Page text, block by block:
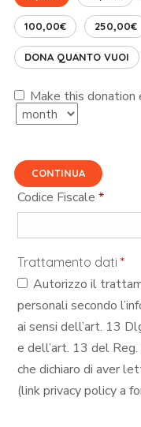
100,00€ 250,00€
DONA QUANTO VUOI
Make this donation
CONTINUA
Codice Fiscale *
Trattamento dati *
personali secondo
ai sensi dell’art. 13
e dell’art. 13 del
che dichiaro di aver
(link privacy policy a